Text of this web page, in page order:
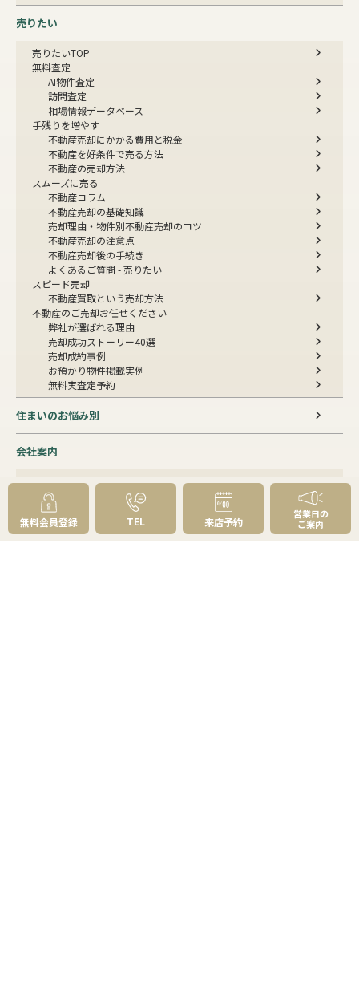
売りたい
売りたいTOP
無料査定
AI物件査定
訪問査定
相場情報データベース
手残りを増やす
不動産売却にかかる費用と税金
不動産を好条件で売る方法
不動産の売却方法
スムーズに売る
不動産コラム
不動産売却の基礎知識
売却理由・物件別不動産売却のコツ
不動産売却の注意点
不動産売却後の手続き
よくあるご質問 - 売りたい
スピード売却
不動産買取という売却方法
不動産のご売却お任せください
弊社が選ばれる理由
売却成功ストーリー40選
売却成約事例
お預かり物件掲載実例
無料実査定予約
住まいのお悩み別
会社案内
会社案内TOP
私たちについて
アクセス
受賞歴
センチュリー21とは
無料会員登録 TEL 来店予約
営業日の
ご案内